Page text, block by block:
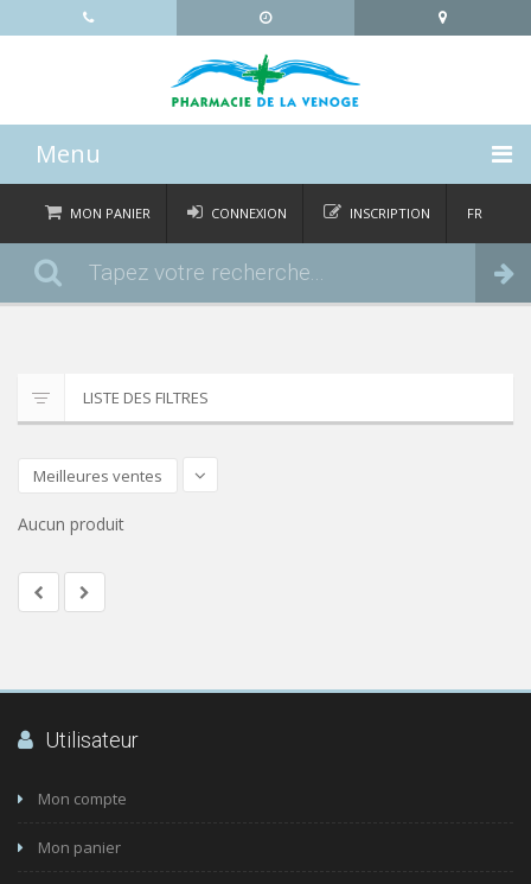
Menu
ACCUEIL
CATÉGORIES
CONTACT
MON PANIER
Commander
CONNEXION INSCRIPTION FR
LISTE DES FILTRES
Meilleures ventes
Aucun produit
Utilisateur
Mon compte
Mon panier